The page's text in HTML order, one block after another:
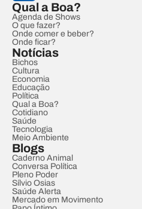
Qual a Boa?
Agenda de Shows
O que fazer?
Onde comer e beber?
Onde ficar?
Notícias
Bichos
Cultura
Economia
Educação
Política
Qual a Boa?
Cotidiano
Saúde
Tecnologia
Meio Ambiente
Blogs
Caderno Animal
Conversa Política
Pleno Poder
Sílvio Osias
Saúde Alerta
Mercado em Movimento